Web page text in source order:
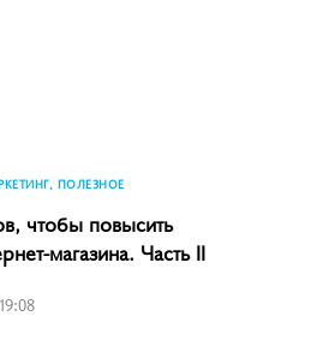
ПОЛЕЗНОЕ
чтобы повысить
магазина. Часть II